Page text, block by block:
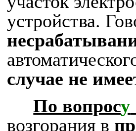
устройства.
случае не
По вопросу
возгорания в